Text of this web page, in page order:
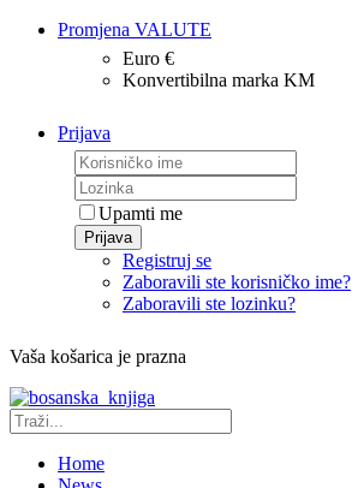
Promjena VALUTE
Euro €
Konvertibilna marka KM
Prijava
Upamti me
Prijava
Registruj se
Zaboravili ste korisničko ime?
Zaboravili ste lozinku?
Vaša košarica je prazna
Home